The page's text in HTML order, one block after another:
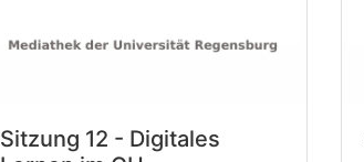
Sitzung 12 - Digitales